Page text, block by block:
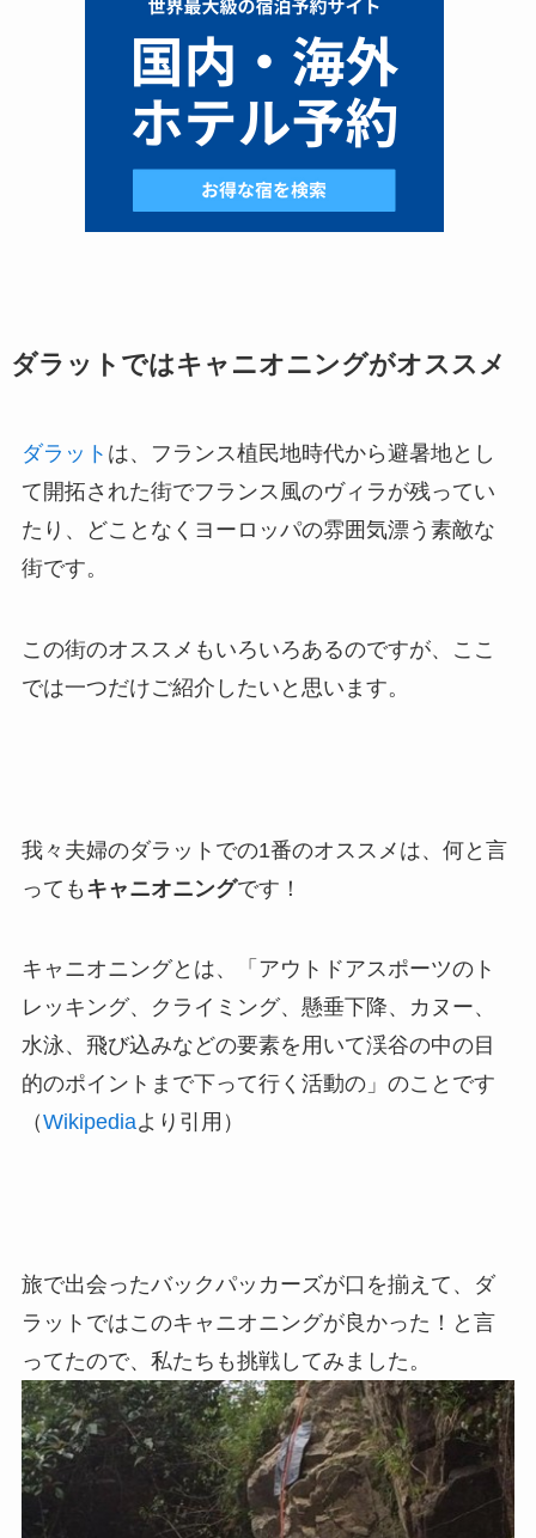
ダラットではキャニオニングがオススメ
ダラット は、フランス植民地時代から避暑地とし
て開拓された街でフランス風のヴィラが残ってい
たり、どことなくヨーロッパの雰囲気漂う素敵な
街です。
この街のオススメもいろいろあるのですが、ここ
では一つだけご紹介したいと思います。
我々夫婦のダラットでの1番のオススメは、何と言
っても キャニオニングです！
キャニオニングとは、「アウトドアスポーツのト
レッキング、クライミング、懸垂下降、カヌー、
水泳、飛び込みなどの要素を用いて渓谷の中の目
的のポイントまで下って行く活動の」のことです
（Wikipediaより引用）
旅で出会ったバックパッカーズが口を揃えて、ダ
ラットではこのキャニオニングが良かった！と言
ってたので、私たちも挑戦してみました。